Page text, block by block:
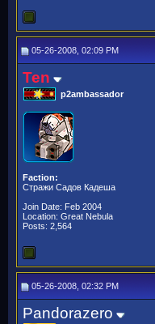
05-26-2008, 02:09 PM
Ten
p2ambassador
Faction:
Стражи Садов Кадеша
Join Date: Feb 2004
Location: Great Nebula
Posts: 2,564
05-26-2008, 02:32 PM
Pandorazero